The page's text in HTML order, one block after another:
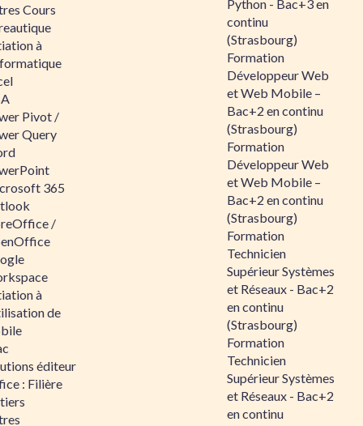
Cours
à
Pivot /
Query
365
/
à
de
éditeur
: Filière
Python - Bac+3 en
continu
(Strasbourg)
Formation
Développeur Web
et Web Mobile –
Bac+2 en continu
(Strasbourg)
Formation
Développeur Web
et Web Mobile –
Bac+2 en continu
(Strasbourg)
Formation
Technicien
Supérieur Systèmes
et Réseaux - Bac+2
en continu
(Strasbourg)
Formation
Technicien
Supérieur Systèmes
et Réseaux - Bac+2
en continu